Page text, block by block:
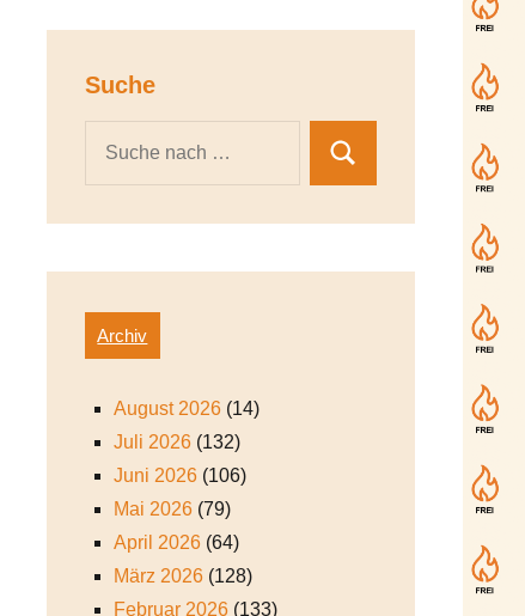
Suche
Archiv
August 2026 (14)
Juli 2026 (132)
Juni 2026 (106)
Mai 2026 (79)
April 2026 (64)
März 2026 (128)
Februar 2026 (133)